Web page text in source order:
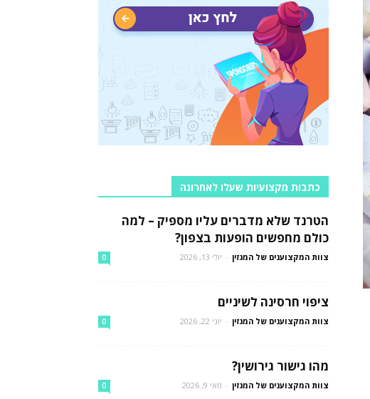
כתבות מקצועיות שעלו לאחרונה
הטרנד שלא מדברים עליו מספיק – למה
כולם מחפשים הופעות בצפון?
צוות המקצוענים של המגזין - יולי 13, 2026 0
ציפוי חרסינה לשיניים
צוות המקצוענים של המגזין - יוני 22, 2026 0
מהו גישור גירושין?
צוות המקצוענים של המגזין - מאי 9, 2026 0